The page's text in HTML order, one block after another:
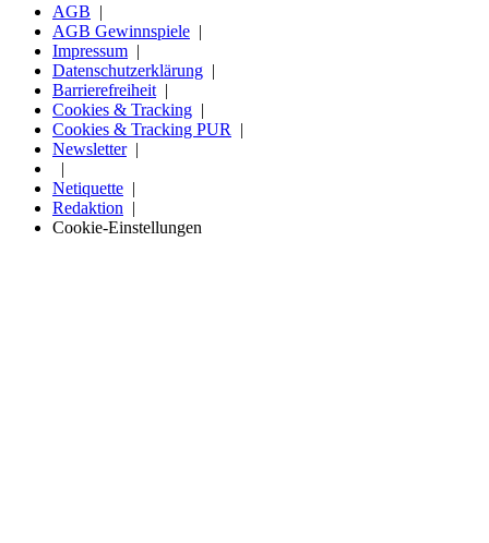
AGB
AGB Gewinnspiele
Impressum
Datenschutzerklärung
Barrierefreiheit
Cookies & Tracking
Cookies & Tracking PUR
Newsletter
Netiquette
Redaktion
Cookie-Einstellungen